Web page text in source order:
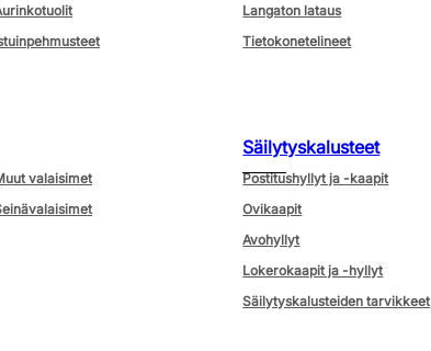
Langaton lataus
Tietokonetelineet
valaisimet
Säilytyskalusteet
Postitushyllyt ja -kaapit
Ovikaapit
Avohyllyt
Lokerokaapit ja -hyllyt
Säilytyskalusteiden tarvikkeet